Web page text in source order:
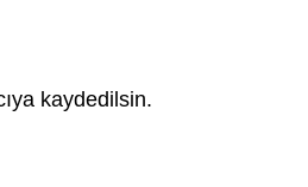
kaydedilsin.